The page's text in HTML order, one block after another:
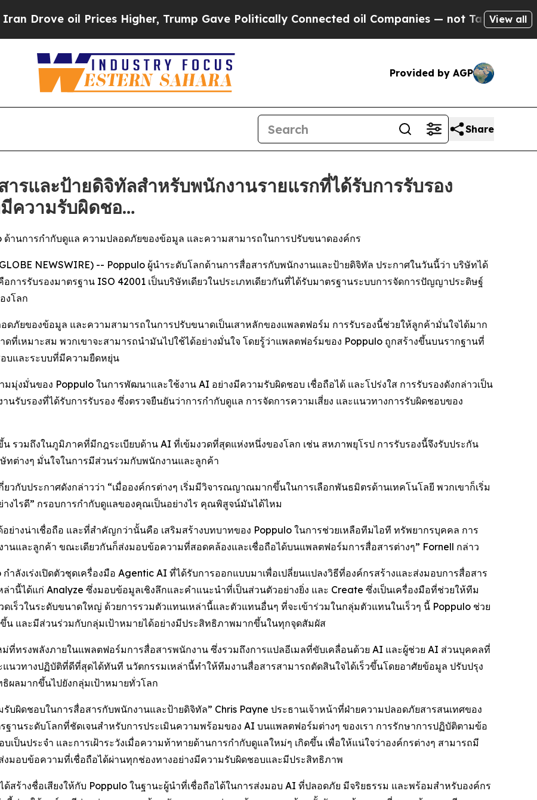
oil Prices Higher, Trump Gave Politically Connected oil Companies — not Taxpayers — the
View all
Provided by AGP
Share
รและป้ายดิจิทัลสำหรับพนักงานรายแรกที่ได้รับการรับรอง
ความรับผิดชอ…
ด้านการกำกับดูแล ความปลอดภัยของข้อมูล และความสามารถในการปรับขนาดองค์กร
NEWSWIRE) -- Poppulo ผู้นำระดับโลกด้านการสื่อสารกับพนักงานและป้ายดิจิทัล ประกาศในวันนี้ว่า บริษัทได้
ารรับรองมาตรฐาน ISO 42001 เป็นบริษัทเดียวในประเภทเดียวกันที่ได้รับมาตรฐานระบบการจัดการปัญญาประดิษฐ์
งโลก
ดภัยของข้อมูล และความสามารถในการปรับขนาดเป็นเสาหลักของแพลตฟอร์ม การรับรองนี้ช่วยให้ลูกค้ามั่นใจได้มาก
ที่เหมาะสม พวกเขาจะสามารถนำมันไปใช้ได้อย่างมั่นใจ โดยรู้ว่าแพลตฟอร์มของ Poppulo ถูกสร้างขึ้นบนรากฐานที่
บและระบบที่มีความยืดหยุ่น
มุ่งมั่นของ Poppulo ในการพัฒนาและใช้งาน AI อย่างมีความรับผิดชอบ เชื่อถือได้ และโปร่งใส การรับรองดังกล่าวเป็น
นรับรองที่ได้รับการรับรอง ซึ่งตรวจยืนยันว่าการกำกับดูแล การจัดการความเสี่ยง และแนวทางการรับผิดชอบของ
น รวมถึงในภูมิภาคที่มีกฎระเบียบด้าน AI ที่เข้มงวดที่สุดแห่งหนึ่งของโลก เช่น สหภาพยุโรป การรับรองนี้จึงรับประกัน
ต่างๆ มั่นใจในการมีส่วนร่วมกับพนักงานและลูกค้า
วกับประกาศดังกล่าวว่า “เมื่อองค์กรต่างๆ เริ่มมีวิจารณญาณมากขึ้นในการเลือกพันธมิตรด้านเทคโนโลยี พวกเขาก็เริ่ม
างไรดี” กรอบการกำกับดูแลของคุณเป็นอย่างไร คุณพิสูจน์มันได้ไหม
ย่างน่าเชื่อถือ และที่สำคัญกว่านั้นคือ เสริมสร้างบทบาทของ Poppulo ในการช่วยเหลือทีมไอที ทรัพยากรบุคคล การ
นและลูกค้า ขณะเดียวกันก็ส่งมอบข้อความที่สอดคล้องและเชื่อถือได้บนแพลตฟอร์มการสื่อสารต่างๆ” Fornell กล่าว
ำลังเร่งเปิดตัวชุดเครื่องมือ Agentic AI ที่ได้รับการออกแบบมาเพื่อเปลี่ยนแปลงวิธีที่องค์กรสร้างและส่งมอบการสื่อสาร
ล่านี้ได้แก่ Analyze ซึ่งมอบข้อมูลเชิงลึกและคำแนะนำที่เป็นส่วนตัวอย่างยิ่ง และ Create ซึ่งเป็นเครื่องมือที่ช่วยให้ทีม
เร็วในระดับขนาดใหญ่ ด้วยการรวมตัวแทนเหล่านี้และตัวแทนอื่นๆ ที่จะเข้าร่วมในกลุ่มตัวแทนในเร็วๆ นี้ Poppulo ช่วย
น และมีส่วนร่วมกับกลุ่มเป้าหมายได้อย่างมีประสิทธิภาพมากขึ้นในทุกจุดสัมผัส
ม่ที่ทรงพลังภายในแพลตฟอร์มการสื่อสารพนักงาน ซึ่งรวมถึงการแปลอีเมลที่ขับเคลื่อนด้วย AI และผู้ช่วย AI ส่วนบุคคลที่
นวทางปฏิบัติที่ดีที่สุดได้ทันที นวัตกรรมเหล่านี้ทำให้ทีมงานสื่อสารสามารถตัดสินใจได้เร็วขึ้นโดยอาศัยข้อมูล ปรับปรุง
ผลมากขึ้นไปยังกลุ่มเป้าหมายทั่วโลก
ผิดชอบในการสื่อสารกับพนักงานและป้ายดิจิทัล” Chris Payne ประธานเจ้าหน้าที่ฝ่ายความปลอดภัยสารสนเทศของ
ฐานระดับโลกที่ชัดเจนสำหรับการประเมินความพร้อมของ AI บนแพลตฟอร์มต่างๆ ของเรา การรักษาการปฏิบัติตามข้อ
เป็นประจำ และการเฝ้าระวังเมื่อความท้าทายด้านการกำกับดูแลใหม่ๆ เกิดขึ้น เพื่อให้แน่ใจว่าองค์กรต่างๆ สามารถมี
มอบข้อความที่เชื่อถือได้ผ่านทุกช่องทางอย่างมีความรับผิดชอบและมีประสิทธิภาพ
ด้สร้างชื่อเสียงให้กับ Poppulo ในฐานะผู้นำที่เชื่อถือได้ในการส่งมอบ AI ที่ปลอดภัย มีจริยธรรม และพร้อมสำหรับองค์กร